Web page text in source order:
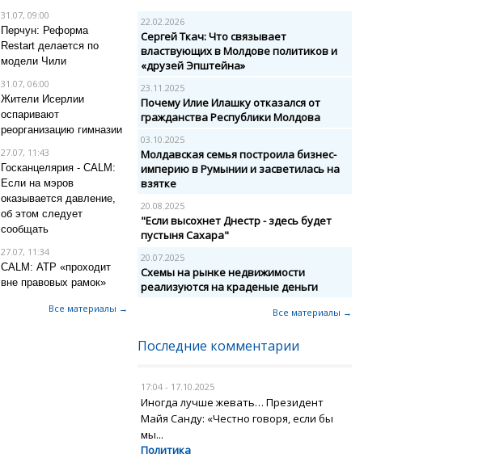
31.07, 09:00
Перчун: Реформа
Restart делается по
модели Чили
31.07, 06:00
Жители Исерлии
оспаривают
реорганизацию гимназии
27.07, 11:43
Госканцелярия - CALM:
Если на мэров
оказывается давление,
об этом следует
сообщать
27.07, 11:34
CALM: АТР «проходит
вне правовых рамок»
Все материалы →
22.02.2026
Сергей Ткач: Что связывает
властвующих в Молдове политиков и
«друзей Эпштейна»
23.11.2025
Почему Илие Илашку отказался от
гражданства Республики Молдова
03.10.2025
Молдавская семья построила бизнес-
империю в Румынии и засветилась на
взятке
20.08.2025
"Если высохнет Днестр - здесь будет
пустыня Сахара"
20.07.2025
Схемы на рынке недвижимости
реализуются на краденые деньги
Все материалы →
Последние комментарии
17:04 - 17.10.2025
Иногда лучше жевать… Президент
Майя Санду: «Честно говоря, если бы
мы...
Политика